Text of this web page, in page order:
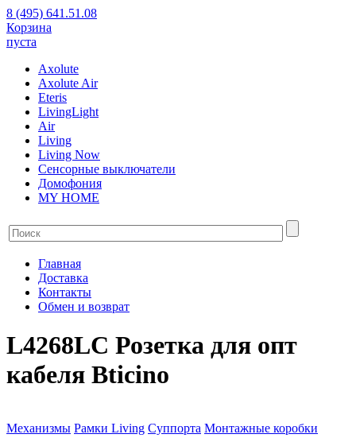
8 (495) 641.51.08
Корзина
пуста
Axolute
Axolute Air
Eteris
LivingLight
Air
Living
Living Now
Сенсорные выключатели
Домофония
MY HOME
Главная
Доставка
Контакты
Обмен и возврат
L4268LC Розетка для опт
кабеля Bticino
Механизмы Рамки Living Суппорта Монтажные коробки